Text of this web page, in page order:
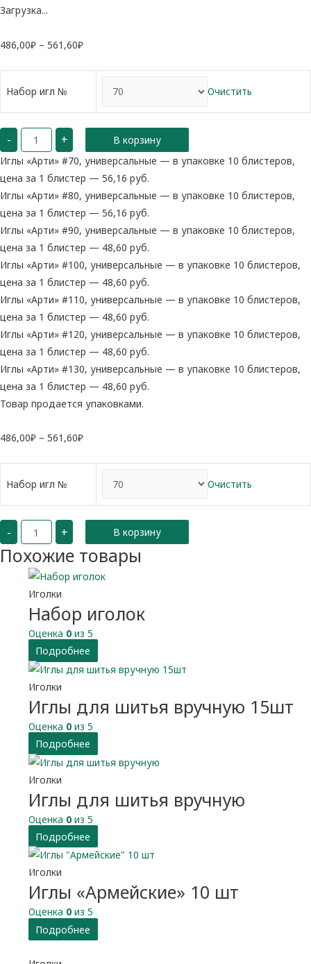
Загрузка...
486,00₽ – 561,60₽
Набор игл № Очистить
-
Количество
Иглы
"Арти"
универсальные
+
В корзину
Иглы «Арти» #70, универсальные — в упаковке 10 блистеров,
цена за 1 блистер — 56,16 руб.
Иглы «Арти» #80, универсальные — в упаковке 10 блистеров,
цена за 1 блистер — 56,16 руб.
Иглы «Арти» #90, универсальные — в упаковке 10 блистеров,
цена за 1 блистер — 48,60 руб.
Иглы «Арти» #100, универсальные — в упаковке 10 блистеров,
цена за 1 блистер — 48,60 руб.
Иглы «Арти» #110, универсальные — в упаковке 10 блистеров,
цена за 1 блистер — 48,60 руб.
Иглы «Арти» #120, универсальные — в упаковке 10 блистеров,
цена за 1 блистер — 48,60 руб.
Иглы «Арти» #130, универсальные — в упаковке 10 блистеров,
цена за 1 блистер — 48,60 руб.
Товар продается упаковками.
486,00₽ – 561,60₽
Набор игл № Очистить
-
Количество
Иглы
"Арти"
универсальные
+ В корзину
Похожие товары
Иголки
Набор иголок
Оценка 0 из 5
Подробнее
Иголки
Иглы для шитья вручную 15шт
Оценка 0 из 5
Подробнее
Иголки
Иглы для шитья вручную
Оценка 0 из 5
Подробнее
Иголки
Иглы «Армейские» 10 шт
Оценка 0 из 5
Подробнее